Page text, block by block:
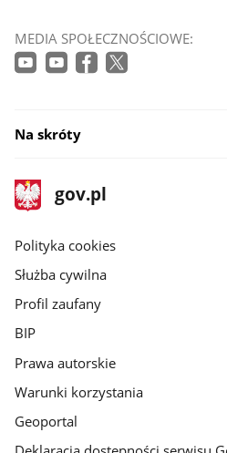
MEDIA SPOŁECZNOŚCIOWE:
Na skróty
stopka
gov.pl
Strona
gov.pl
gov.pl
Polityka cookies
Służba cywilna
Profil zaufany
BIP
Prawa autorskie
Warunki korzystania
Geoportal